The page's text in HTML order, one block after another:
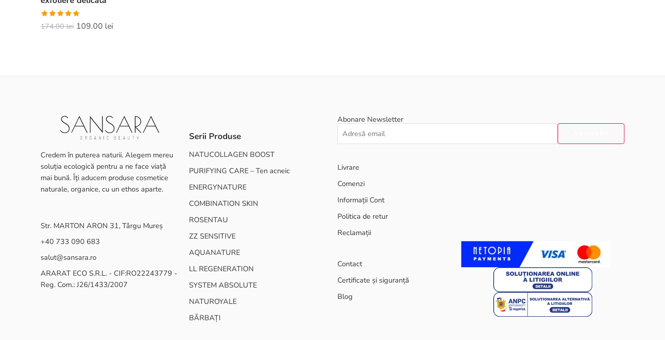
Evaluat la
5.00din 5
174.00lei 109.00 lei
Credem în puterea naturii. Alegem mereu
soluția ecologică pentru a ne face viață
mai bună. Îți aducem produse cosmetice
naturale, organice, cu un ethos aparte.
Str. MARTON ARON 31, Târgu Mureș
+40 733 090 683
salut@sansara.ro
ARARAT ECO S.R.L. - CIF:RO22243779 -
Reg. Com.: J26/1433/2007
Serii Produse
NATUCOLLAGEN BOOST
PURIFYING CARE – Ten acneic
ENERGYNATURE
COMBINATION SKIN
ROSENTAU
ZZ SENSITIVE
AQUANATURE
LL REGENERATION
SYSTEM ABSOLUTE
NATUROYALE
BĂRBAȚI
Abonare Newsletter
Livrare
Comenzi
Informații Cont
Politica de retur
Reclamații
Contact
Certificate și siguranță
Blog